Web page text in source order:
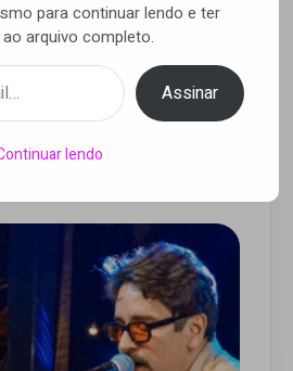
Davi celebram
em novo EP ao
para continuar lendo e ter
arquivo completo.
Assinar
lendo